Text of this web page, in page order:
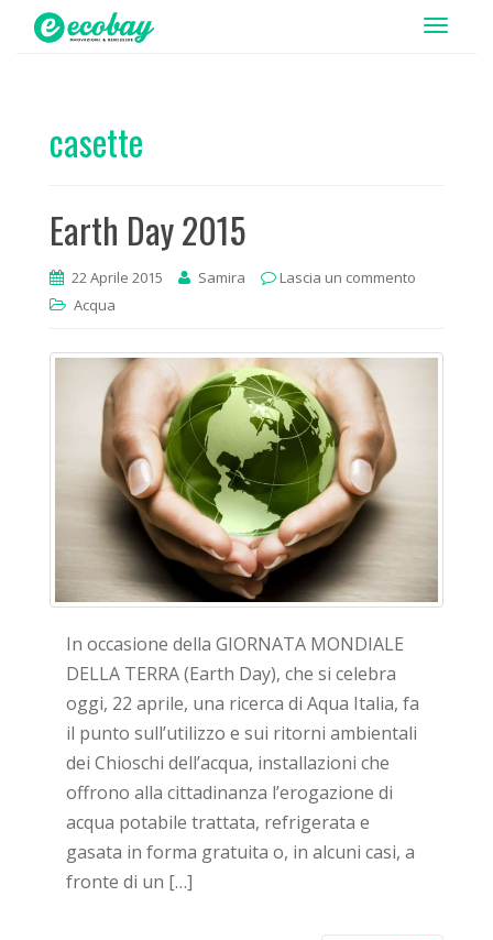
T
t
casette
Earth Day 2015
22 Aprile 2015 Samira
Lascia un commento
Acqua
In occasione della GIORNATA MONDIALE
DELLA TERRA (Earth Day), che si celebra
oggi, 22 aprile, una ricerca di Aqua Italia, fa
il punto sull’utilizzo e sui ritorni ambientali
dei Chioschi dell’acqua, installazioni che
offrono alla cittadinanza l’erogazione di
acqua potabile trattata, refrigerata e
gasata in forma gratuita o, in alcuni casi, a
fronte di un […]